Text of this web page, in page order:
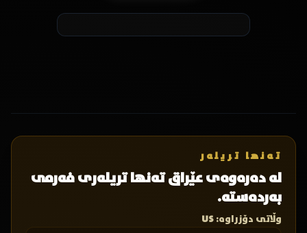
تەنها تریلەر
لە دەرەوەی عێراق تەنها تریلەری فەرمی
بەردەستە.
وڵاتی دۆزراوە:US